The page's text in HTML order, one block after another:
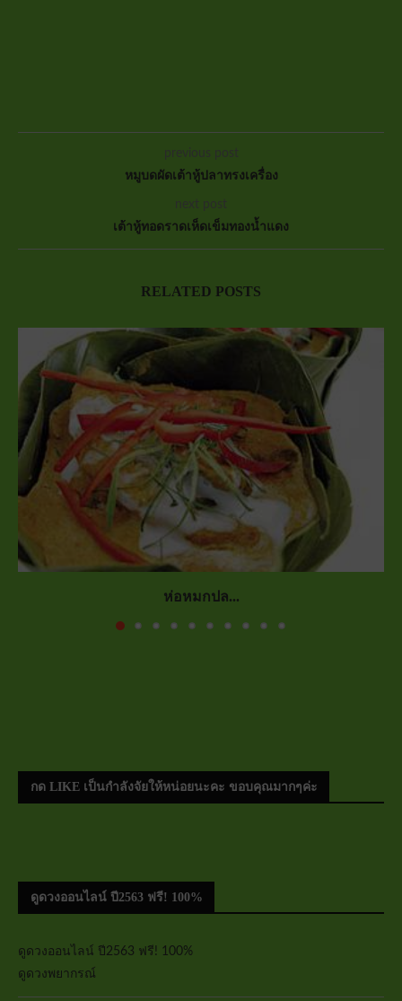
previous post
หมูบดผัดเต้าหู้ปลาทรงเครื่อง
next post
เต้าหู้ทอดราดเห็ดเข็มทองน้ำแดง
RELATED POSTS
ห่อหมกปล...
กด LIKE เป็นกำลังจัยให้หน่อยนะคะ ขอบคุณมากๆค่ะ
ดูดวงออนไลน์ ปี2563 ฟรี! 100%
ดูดวงออนไลน์ ปี2563 ฟรี! 100%
ดูดวงพยากรณ์